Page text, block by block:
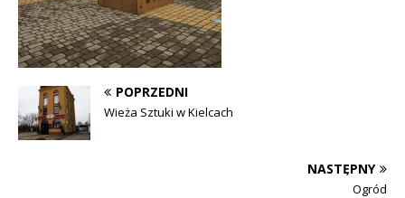
POPRZEDNI
Wieża Sztuki w Kielcach
NASTĘPNY
Ogród